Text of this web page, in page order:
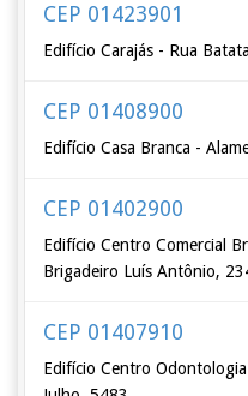
CEP 01423901
Edifício Carajás - Rua
CEP 01408900
Edifício Casa Branca -
CEP 01402900
Edifício Centro Comercial
Brigadeiro Luís Antônio,
CEP 01407910
Edifício Centro